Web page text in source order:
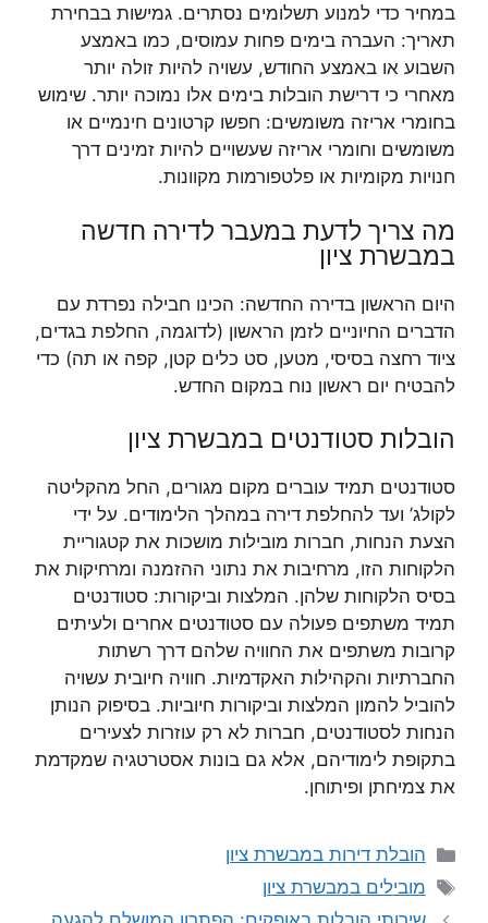
במחיר כדי למנוע תשלומים נסתרים. גמישות בבחירת
תאריך: העברה בימים פחות עמוסים, כמו באמצע
השבוע או באמצע החודש, עשויה להיות זולה יותר
מאחרי כי דרישת הובלות בימים אלו נמוכה יותר. שימוש
בחומרי אריזה משומשים: חפשו קרטונים חינמיים או
משומשים וחומרי אריזה שעשויים להיות זמינים דרך
חנויות מקומיות או פלטפורמות מקוונות.
מה צריך לדעת במעבר לדירה חדשה
במבשרת ציון
היום הראשון בדירה החדשה: הכינו חבילה נפרדת עם
הדברים החיוניים לזמן הראשון (לדוגמה, החלפת בגדים,
ציוד רחצה בסיסי, מטען, סט כלים קטן, קפה או תה) כדי
להבטיח יום ראשון נוח במקום החדש.
הובלות סטודנטים במבשרת ציון
סטודנטים תמיד עוברים מקום מגורים, החל מהקליטה
לקולג’ ועד להחלפת דירה במהלך הלימודים. על ידי
הצעת הנחות, חברות מובילות מושכות את קטגוריית
הלקוחות הזו, מרחיבות את נתוני ההזמנה ומרחיקות את
בסיס הלקוחות שלהן. המלצות וביקורות: סטודנטים
תמיד משתפים פעולה עם סטודנטים אחרים ולעיתים
קרובות משתפים את החוויה שלהם דרך רשתות
החברתיות והקהילות האקדמיות. חוויה חיובית עשויה
להוביל להמון המלצות וביקורות חיוביות. בסיפוק הנותן
הנחות לסטודנטים, חברות לא רק עוזרות לצעירים
בתקופת לימודיהם, אלא גם בונות אסטרטגיה שמקדמת
את צמיחתן ופיתוחן.
קטגוריות
הובלת דירות במבשרת ציון
תגיות
מובילים במבשרת ציון